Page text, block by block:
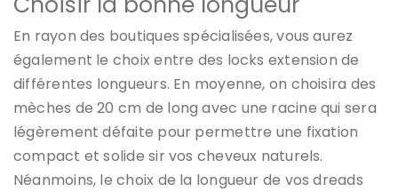
En rayon des boutiques spécialisées, vous aurez
également le choix entre des locks extension de
différentes longueurs. En moyenne, on choisira des
mèches de 20 cm de long avec une racine qui sera
légèrement défaite pour permettre une fixation
compact et solide sir vos cheveux naturels.
Néanmoins, le choix de la longueur de vos dreads